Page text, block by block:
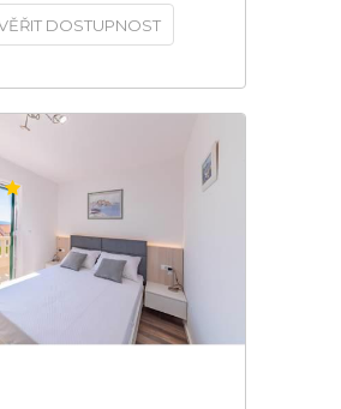
DOSTUPNOST